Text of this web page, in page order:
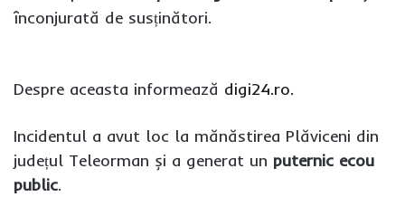
înconjurată de susținători.
Despre aceasta informează digi24.ro.
Incidentul a avut loc la mănăstirea Plăviceni din
județul Teleorman și a generat un puternic ecou
public.